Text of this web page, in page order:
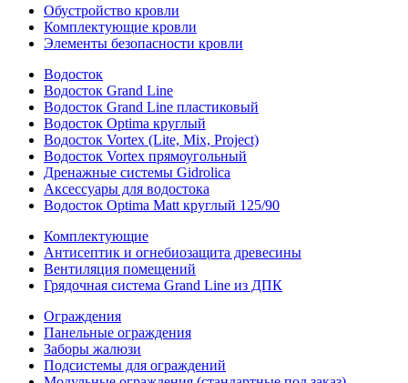
Обустройство кровли
Комплектующие кровли
Элементы безопасности кровли
Водосток
Водосток Grand Line
Водосток Grand Line пластиковый
Водосток Optima круглый
Водосток Vortex (Lite, Mix, Project)
Водосток Vortex прямоугольный
Дренажные системы Gidrolica
Аксессуары для водостока
Водосток Optima Matt круглый 125/90
Комплектующие
Антисептик и огнебиозащита древесины
Вентиляция помещений
Грядочная система Grand Line из ДПК
Ограждения
Панельные ограждения
Заборы жалюзи
Подсистемы для ограждений